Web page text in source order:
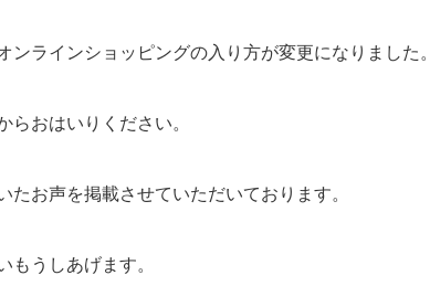
ラインショッピングの入り方が変更になりました。
らおはいりください。
たお声を掲載させていただいております。
うしあげます。